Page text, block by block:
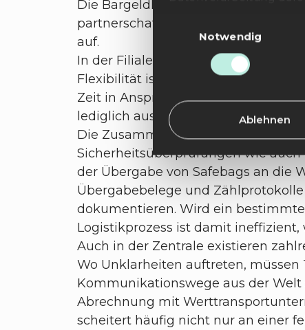
ergriffen, um ein der
Mit Ihrer Einstellung
mit Wirkung für die
aufgrund der
Einwilligungsauswahl
Notwendig
Ablehnen
Die Bargeldlogistik im Retail ist
partnerschaftlichen Arbeit mit den
auf.
In der Filiale müssen Mitarbeiter
Flexibilität ist somit eingeschränkt.
Zeit in Anspruch und bergen
lediglich aus dem Büro heraus,
Die Zusammenarbeit mit
Sicherheitsüberprüfungen wie
der Übergabe von Safebags an die
Übergabebelege und
dokumentieren. Wird ein
Logistikprozess ist damit
Auch in der Zentrale existieren
Wo Unklarheiten auftreten,
Kommunikationswege aus der
Abrechnung mit
scheitert häufig nicht nur an einer